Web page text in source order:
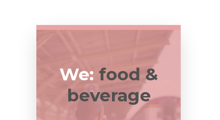
We: food &
beverage